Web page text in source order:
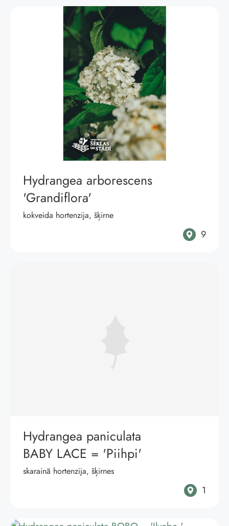
Hydrangea arborescens
'Grandiflora'
kokveida hortenzija, šķirne
9
Hydrangea paniculata
BABY LACE = 'Piihpi'
skarainā hortenzija, šķirnes
1